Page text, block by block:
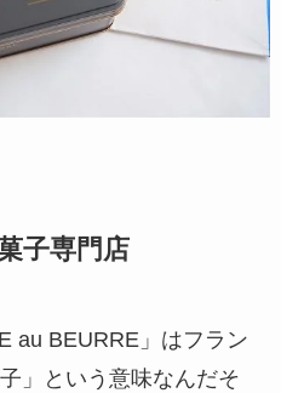
子専門店
au BEURRE」はフラン
」という意味なんだそ